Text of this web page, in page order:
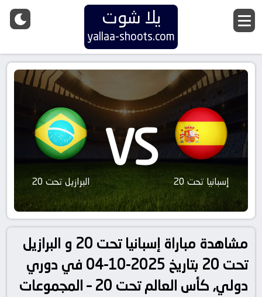
يلا شوت
yallaa-shoots.com
إسبانيا تحت 20 VS البرازيل تحت 20
مشاهدة مباراة إسبانيا تحت 20 و البرازيل
تحت 20 بتاريخ 2025-10-04 في دوري
دولي, كأس العالم تحت 20 – المجموعات